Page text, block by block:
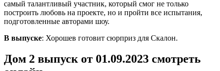
самый талантливый участник, который смог не только
построить любовь на проекте, но и пройти все испытания,
подготовленные авторами шоу.
В выпуске: Хорошев готовит сюрприз для Скалон.
Дом 2 выпуск от 01.09.2023 смотреть